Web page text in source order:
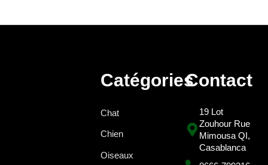
Catégories
Chat
Chien
Oiseaux
Contact
19 Lot
Zouhour Rue
Mimousa QI,
Casablanca